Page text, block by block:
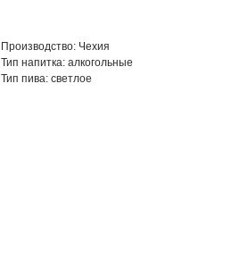
Производство: Чехия
Тип напитка: алкогольные
Тип пива: светлое